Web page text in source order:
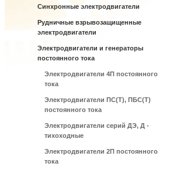
Синхронные электродвигатели
Рудничные взрывозащищенные
электродвигатели
Электродвигатели и генераторы
постоянного тока
Электродвигатели 4П постоянного
тока
Электродвигатели ПС(Т), ПБС(Т)
постоянного тока
Электродвигатели серий ДЭ, Д -
тихоходные
Электродвигатели 2П постоянного
тока